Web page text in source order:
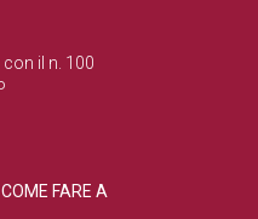
con il n. 100
COME FARE A